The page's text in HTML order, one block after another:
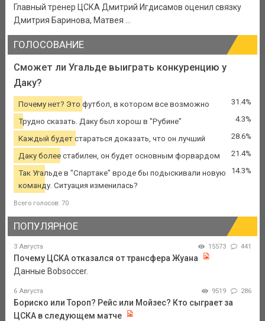
Главный тренер ЦСКА Дмитрий Игдисамов оценил связку
Дмитрия Баринова, Матвея ...
ГОЛОСОВАНИЕ
Сможет ли Угальде выиграть конкуренцию у
Даку?
Почему нет? Это футбол, в котором все возможно 31.4%
Трудно сказать. Даку был хорош в "Рубине" 4.3%
Каждый будет стараться доказать, что он лучший 28.6%
Даку более стабилен, он будет основным форвардом 21.4%
Так Угальде в "Спартаке" вроде бы подыскивали новую
команду. Ситуация изменилась?
14.3%
Всего голосов: 70
ПОПУЛЯРНОЕ
3 Августа 15573 441
Почему ЦСКА отказался от трансфера Жуана
Данные Bobsoccer.
6 Августа 9519 286
Бориско или Тороп? Рейс или Мойзес? Кто сыграет за
ЦСКА в следующем матче